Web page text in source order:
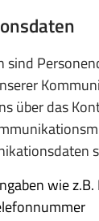
über das
wie